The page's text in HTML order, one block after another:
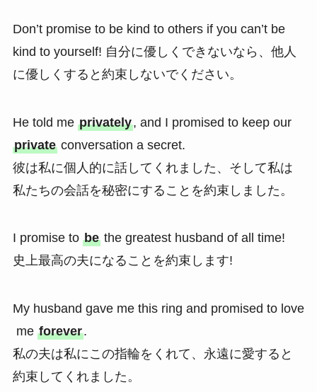
Don’t promise to be kind to others if you can’t be
kind to yourself! 自分に優しくできないなら、他人
に優しくすると約束しないでください。
He told me privately, and I promised to keep our
privateconversation a secret.
彼は私に個人的に話してくれました、そして私は
私たちの会話を秘密にすることを約束しました。
I promise to bethe greatest husband of all time!
史上最高の夫になることを約束します!
My husband gave me this ring and promised to love
me forever.
私の夫は私にこの指輪をくれて、永遠に愛すると
約束してくれました。